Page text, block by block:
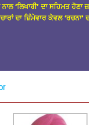
‘ਲਿਖਾਰੀ’ ਦਾ ਸਹਿਮਤ
ਦਾ ਜ਼ਿੰਮੇਵਾਰ ਕੇਵਲ ‘ਰਚਨਾ’